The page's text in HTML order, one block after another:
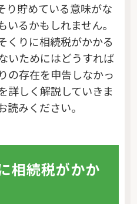
り貯めている意味がな
るかもしれません。
くりに相続税がかかる
いためにはどうすれば
の存在を申告しなかっ
詳しく解説していきま
読みください。
相続税がかか